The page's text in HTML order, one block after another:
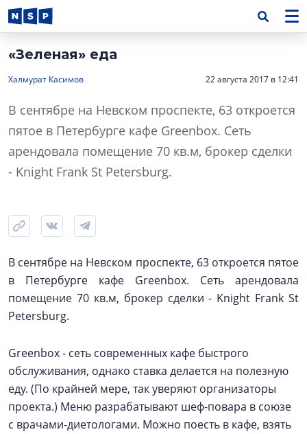
«Зеленая» еда
Халмурат Касимов 22 августа 2017 в 12:41
В сентябре на Невском проспекте, 63 откроется
пятое в Петербурге кафе Greenbox. Сеть
арендовала помещение 70 кв.м, брокер сделки
- Knight Frank St Petersburg.
В сентябре на Невском проспекте, 63 откроется пятое
в Петербурге кафе Greenbox. Сеть арендовала
помещение 70 кв.м, брокер сделки - Knight Frank St
Petersburg.
Greenbox - сеть современных кафе быстрого
обслуживания, однако ставка делается на полезную
еду. (По крайней мере, так уверяют организаторы
проекта.) Меню разрабатывают шеф-повара в союзе
с врачами-диетологами. Можно поесть в кафе, взять